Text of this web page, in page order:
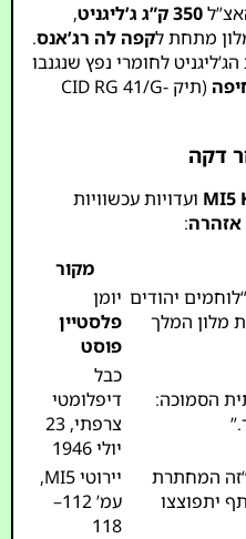
350 ק”ג ג’ליגניט
,
מתחת לקפה לה רג’אנס.
לחומרי נפץ שנגנבו
(תיק CID RG 41/G-
דקה
MI5 ועדויות עכשוויות
:
מקור
יהודים
מלון המלך
יומן
פלסטיין
פוסט
הסמוכה:
כבל
דיפלומטי
צרפתי, 23
יולי 1946
המחתרת
יתפוצצו
יירוטי MI5,
עמ’ 112–
118